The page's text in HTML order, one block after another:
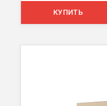
КУПИТЬ